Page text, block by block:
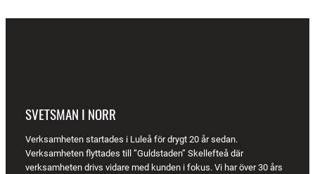
SVETSMAN I NORR
Verksamheten startades i Luleå för drygt 20 år sedan.
Verksamheten flyttades till ”Guldstaden” Skellefteå där
verksamheten drivs vidare med kunden i fokus. Vi har över 30 års